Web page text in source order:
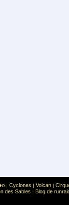
| Cyclones | Volcan |
des Sables | Blog de